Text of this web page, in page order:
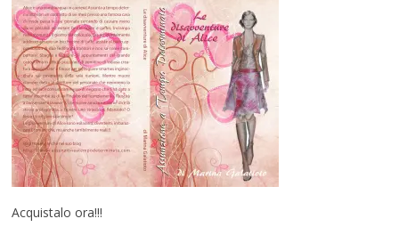
Acquistalo ora!!!